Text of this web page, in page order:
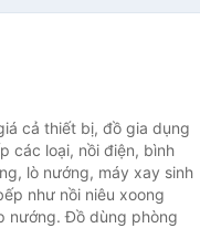
cả thiết bị, đồ gia dụng
các loại, nồi điện, bình
lò nướng, máy xay sinh
như nồi niêu xoong
nướng. Đồ dùng phòng